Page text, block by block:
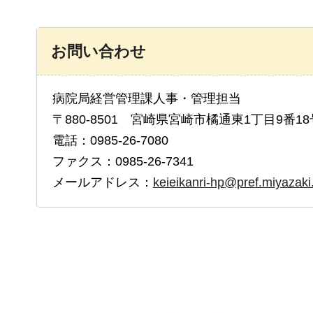
お問い合わせ
病院局経営管理課人事・管理担当
〒880-8501 宮崎県宮崎市橘通東1丁目9番18
電話：0985-26-7080
ファクス：0985-26-7341
メールアドレス： keieikanri-